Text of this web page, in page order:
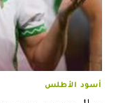
أسود الأطلس